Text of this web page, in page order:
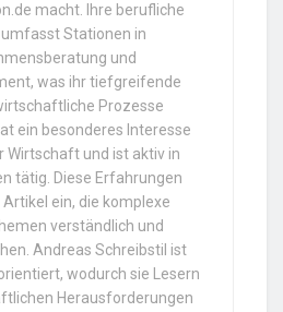
macht. Ihre berufliche
Stationen in
und
was ihr tiefgreifende
Prozesse
ein besonderes Interesse
Wirtschaft und ist aktiv in
tätig. Diese Erfahrungen
ein, die komplexe
verständlich und
Andreas Schreibstil ist
wodurch sie Lesern
Herausforderungen